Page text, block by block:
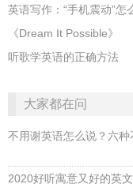
英语写作：“手机震动”怎
《Dream It Possible》
听歌学英语的正确方法
大家都在问
不用谢英语怎么说？六种
2020好听寓意又好的英